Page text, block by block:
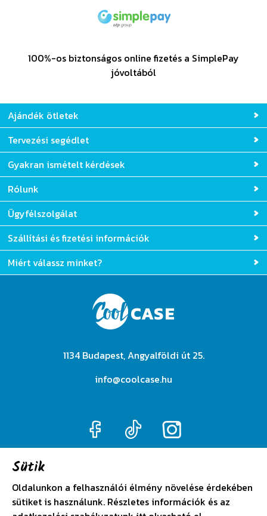
100%-os biztonságos online fizetés a SimplePay
jóvoltából
Ajándék ötletek
Tervezési segédlet
Gyakran ismételt kérdések
Rólunk
Ügyfélszolgálat
Szállítási és fizetési információk
Miért válassz minket?
1134 Budapest, Angyalföldi út 25.
info@coolcase.hu
Sütik
Oldalunkon a felhasználói élmény növelése érdekében
sütiket is használunk. Részletes információk és az